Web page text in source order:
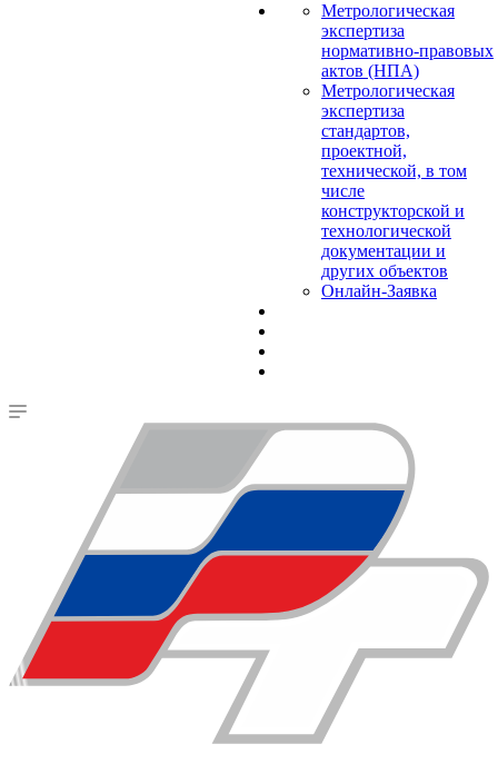
Метрологическая
экспертиза
нормативно-правовых
актов (НПА)
Метрологическая
экспертиза
стандартов,
проектной,
технической, в том
числе
конструкторской и
технологической
документации и
других объектов
Онлайн-Заявка